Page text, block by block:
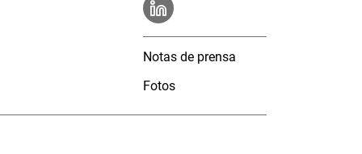
Notas de prensa
Fotos